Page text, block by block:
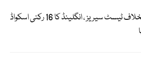
پاکستان کیخلاف ٹیسٹ سیریز ، انگلینڈ کا 16 رکنی اسکواڈ